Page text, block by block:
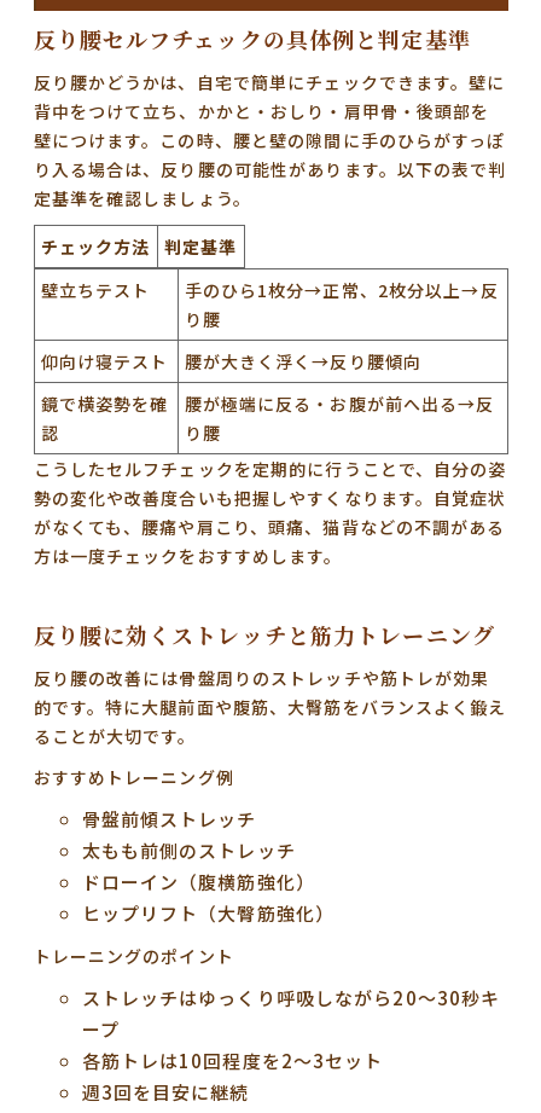
反り腰セルフチェックの具体例と判定基準
反り腰かどうかは、自宅で簡単にチェックできます。壁に
背中をつけて立ち、かかと・おしり・肩甲骨・後頭部を
壁につけます。この時、腰と壁の隙間に手のひらがすっぽ
り入る場合は、反り腰の可能性があります。以下の表で判
定基準を確認しましょう。
チェック方法
判定基準
壁立ちテスト
手のひら1枚分→正常、2枚分以上→反
り腰
仰向け寝テスト
腰が大きく浮く→反り腰傾向
鏡で横姿勢を確
認
腰が極端に反る・お腹が前へ出る→反
り腰
こうしたセルフチェックを定期的に行うことで、自分の姿
勢の変化や改善度合いも把握しやすくなります。自覚症状
がなくても、腰痛や肩こり、頭痛、猫背などの不調がある
方は一度チェックをおすすめします。
反り腰に効くストレッチと筋力トレーニング
反り腰の改善には骨盤周りのストレッチや筋トレが効果
的です。特に大腿前面や腹筋、大臀筋をバランスよく鍛え
ることが大切です。
おすすめトレーニング例
骨盤前傾ストレッチ
太もも前側のストレッチ
ドローイン（腹横筋強化）
ヒップリフト（大臀筋強化）
トレーニングのポイント
ストレッチはゆっくり呼吸しながら20〜30秒キ
ープ
各筋トレは10回程度を2〜3セット
週3回を目安に継続